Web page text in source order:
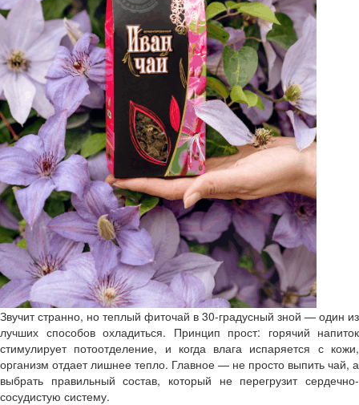
Звучит странно, но теплый фиточай в 30-градусный зной — один из
лучших способов охладиться. Принцип прост: горячий напиток
стимулирует потоотделение, и когда влага испаряется с кожи,
организм отдает лишнее тепло. Главное — не просто выпить чай, а
выбрать правильный состав, который не перегрузит сердечно-
сосудистую систему.